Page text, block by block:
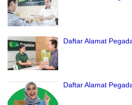
Daftar Alamat
Daftar Alamat